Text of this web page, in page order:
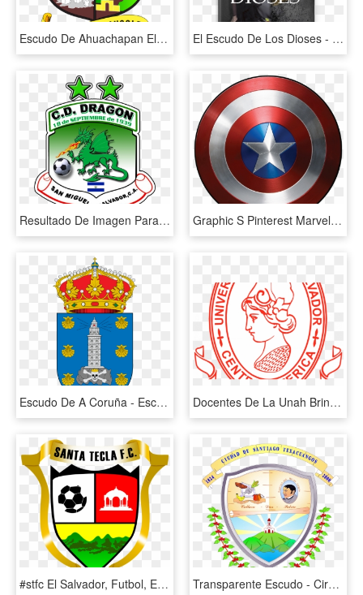
Escudo De Ahuachapan El Salvador, HD Png Download El Escudo De Los Dioses - Poster, HD Png Download
Resultado De Imagen Para Escudo De Los Equipos De El - C.d. Dragón, HD Png Download Graphic S Pinterest Marvel Cinematic Universe Americas - El Escudo De Capitán América, HD Png Download
Escudo De A Coruña - Escudo Torres De La Alameda, HD Png Download Docentes De La Unah Brindarán Conferencias En La Universidad - Logos De La Ues Png, Transparent Png
#stfc El Salvador, Futbol, Escudo, Logos Geniales, - Santa Tecla Fc, HD Png Download Transparente Escudo - Circle, HD Png Download